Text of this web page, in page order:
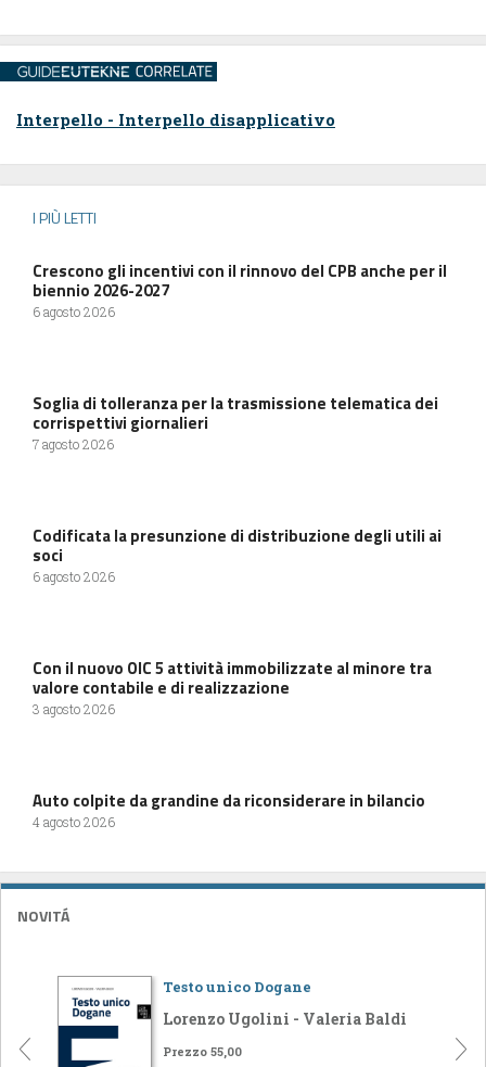
Interpello - Interpello disapplicativo
I PIÙ LETTI
Crescono gli incentivi con il rinnovo del CPB anche per il
biennio 2026-2027
6 agosto 2026
Soglia di tolleranza per la trasmissione telematica dei
corrispettivi giornalieri
7 agosto 2026
Codificata la presunzione di distribuzione degli utili ai
soci
6 agosto 2026
Con il nuovo OIC 5 attività immobilizzate al minore tra
valore contabile e di realizzazione
3 agosto 2026
Auto colpite da grandine da riconsiderare in bilancio
4 agosto 2026
NOVITÁ
Testo unico Dogane
Lorenzo Ugolini - Valeria Baldi
Prezzo 55,00